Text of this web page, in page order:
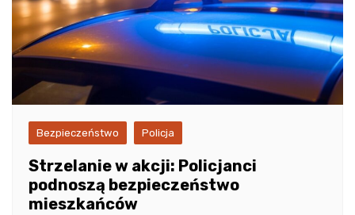
Bezpieczeństwo Policja
Strzelanie w akcji: Policjanci
podnoszą bezpieczeństwo
mieszkańców